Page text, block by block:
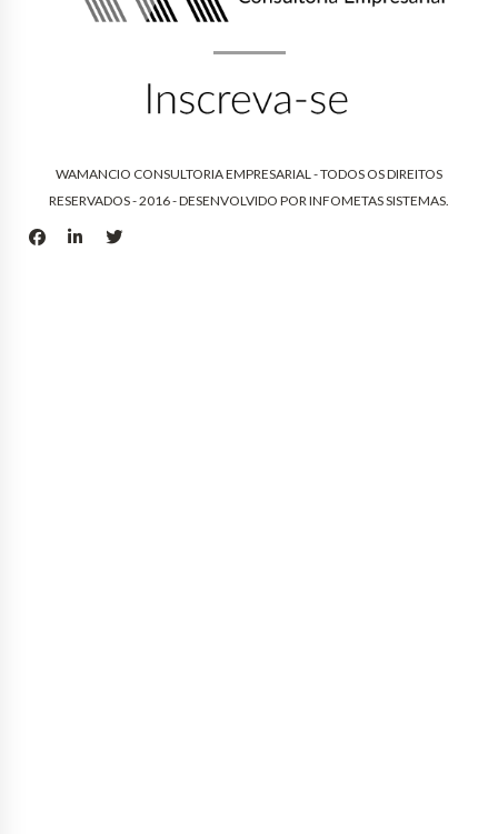
WAMANCIO CONSULTORIA EMPRESARIAL - TODOS OS DIREITOS
RESERVADOS - 2016 - DESENVOLVIDO PORINFOMETAS SISTEMAS.